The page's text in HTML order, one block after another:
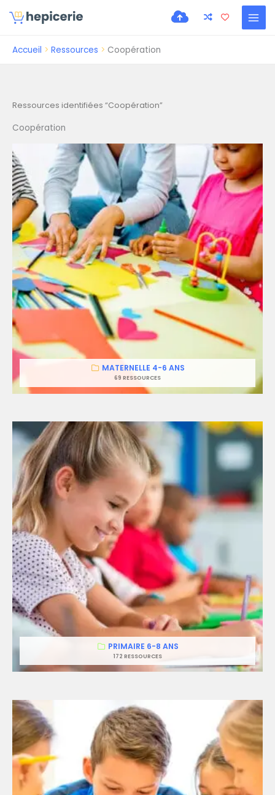
Accueil Ressources Coopération
Ressources identifiées “Coopération”
Coopération
MATERNELLE 4-6 ANS
69 RESSOURCES
PRIMAIRE 6-8 ANS
172 RESSOURCES